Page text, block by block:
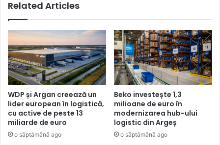
Related Articles
WDP și Argan creează un
lider european în logistică,
cu active de peste 13
miliarde de euro
o săptămână ago
Beko investește 1,3
milioane de euro în
modernizarea hub-ului
logistic din Argeș
o săptămână ago